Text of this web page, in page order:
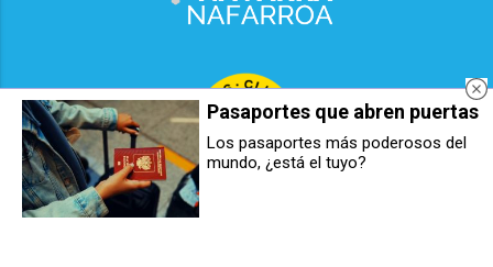
Pasaportes que abren puertas
Los pasaportes más poderosos del
mundo, ¿está el tuyo?